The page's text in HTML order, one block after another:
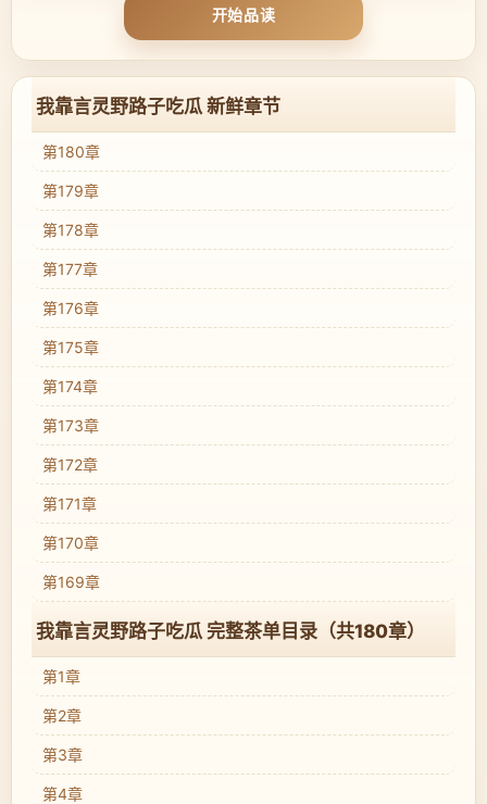
开始品读
我靠言灵野路子吃瓜 新鲜章节
第180章
第179章
第178章
第177章
第176章
第175章
第174章
第173章
第172章
第171章
第170章
第169章
我靠言灵野路子吃瓜 完整茶单目录（共180章）
第1章
第2章
第3章
第4章